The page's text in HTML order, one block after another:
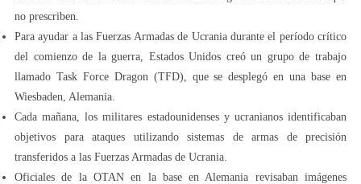
no prescriben.
Para ayudar a las Fuerzas Armadas de Ucrania durante el período crítico
del comienzo de la guerra, Estados Unidos creó un grupo de trabajo
llamado Task Force Dragon (TFD), que se desplegó en una base en
Wiesbaden, Alemania.
Cada mañana, los militares estadounidenses y ucranianos identificaban
objetivos para ataques utilizando sistemas de armas de precisión
transferidos a las Fuerzas Armadas de Ucrania.
Oficiales de la OTAN en la base en Alemania revisaban imágenes